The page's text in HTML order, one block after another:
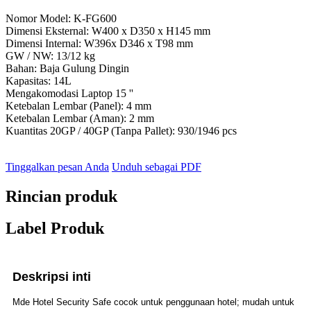
Nomor Model: K-FG600
Dimensi Eksternal: W400 x D350 x H145 mm
Dimensi Internal: W396x D346 x T98 mm
GW / NW: 13/12 kg
Bahan: Baja Gulung Dingin
Kapasitas: 14L
Mengakomodasi Laptop 15 ''
Ketebalan Lembar (Panel): 4 mm
Ketebalan Lembar (Aman): 2 mm
Kuantitas 20GP / 40GP (Tanpa Pallet): 930/1946 pcs
Tinggalkan pesan Anda Unduh sebagai PDF
Rincian produk
Label Produk
Deskripsi inti
Mde Hotel Security Safe cocok untuk penggunaan hotel; mudah untuk